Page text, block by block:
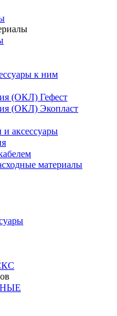
к ним
(ОКЛ) Гефест
(ОКЛ) Экопласт
и аксессуары
материалы